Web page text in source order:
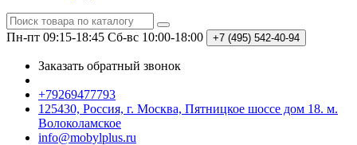
Пн-пт 09:15-18:45 Сб-вс 10:00-18:00 +7 (495) 542-40-94
Заказать обратный звонок
+79269477793
125430, Россия, г. Москва, Пятницкое шоссе дом 18. м.
Волоколамское
info@mobylplus.ru